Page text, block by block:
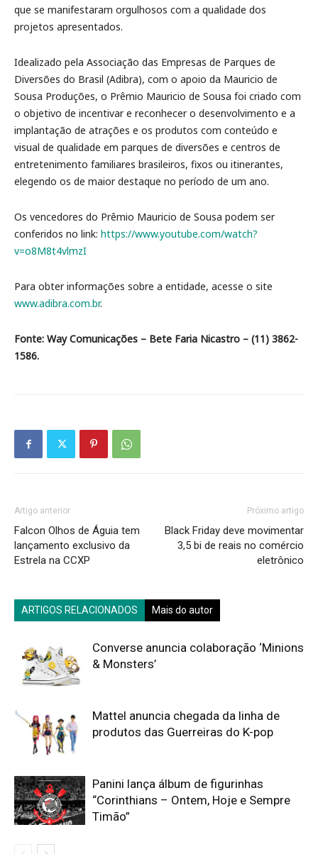
que se manifestaram orgulhosos com a qualidade dos
projetos apresentados.
Idealizado pela Associação das Empresas de Parques de
Diversões do Brasil (Adibra), com o apoio da Mauricio de
Sousa Produções, o Prêmio Mauricio de Sousa foi criado com
o objetivo de incentivar e reconhecer o desenvolvimento e a
implantação de atrações e os produtos com conteúdo e
visual de qualidade em parques de diversões e centros de
entretenimento familiares brasileiros, fixos ou itinerantes,
elegendo os de maior destaque no período de um ano.
Os vencedores do Prêmio Mauricio de Sousa podem ser
conferidos no link: https://www.youtube.com/watch?
v=o8M8t4vlmzI
Para obter informações sobre a entidade, acesse o site
www.adibra.com.br.
Fonte: Way Comunicações – Bete Faria Nicastro – (11) 3862-
1586.
Artigo anterior
Falcon Olhos de Águia tem
lançamento exclusivo da
Estrela na CCXP
Próximo artigo
Black Friday deve movimentar
3,5 bi de reais no comércio
eletrônico
ARTIGOS RELACIONADOS Mais do autor
Converse anuncia colaboração ‘Minions
& Monsters’
Mattel anuncia chegada da linha de
produtos das Guerreiras do K-pop
Panini lança álbum de figurinhas
“Corinthians – Ontem, Hoje e Sempre
Timão”